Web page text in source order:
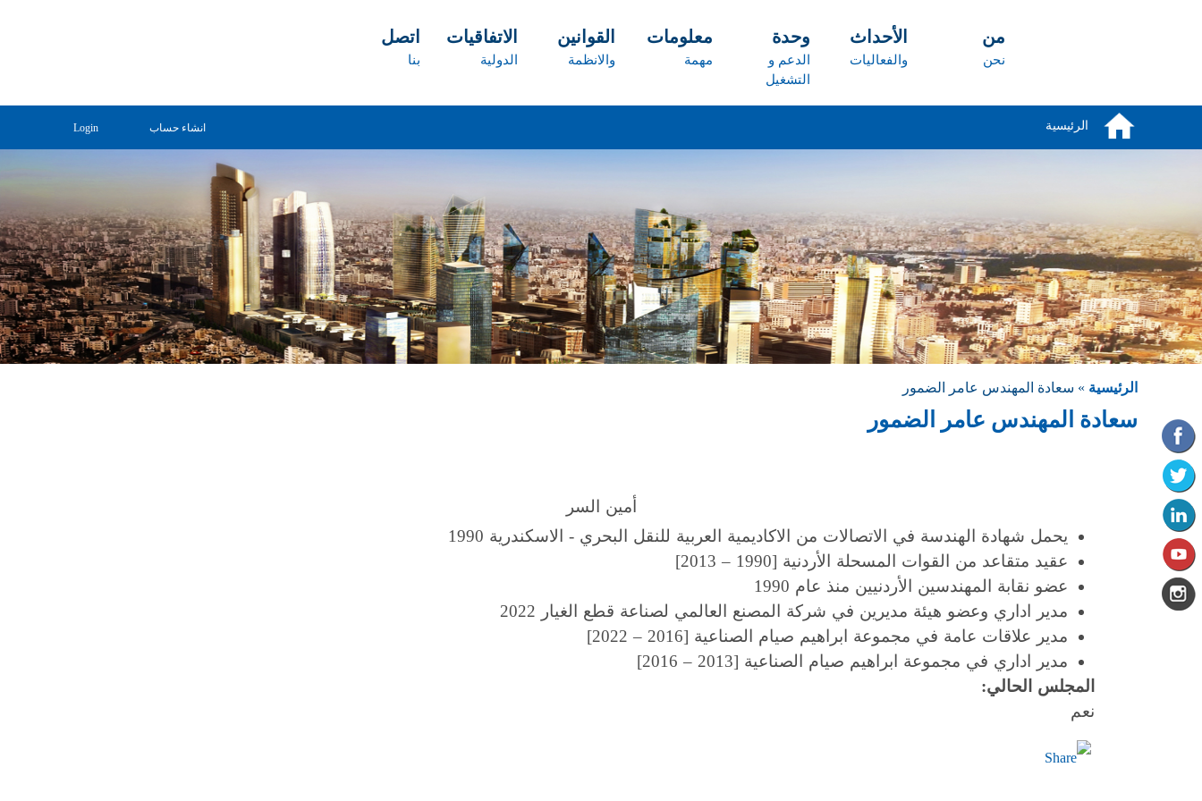
من
نحن
الأحداث
والفعاليات
وحدة
الدعم و
التشغيل
معلومات
مهمة
القوانين
والانظمة
الاتفاقيات
الدولية
اتصل
بنا
انشاء حساب Login الرئيسية
الرئيسية » سعادة المهندس عامر الضمور
سعادة المهندس عامر الضمور
أمين السر
يحمل شهادة الهندسة في الاتصالات من الاكاديمية العربية للنقل البحري - الاسكندرية 1990
عقيد متقاعد من القوات المسحلة الأردنية [1990 – 2013]
عضو نقابة المهندسين الأردنيين منذ عام 1990
مدير اداري وعضو هيئة مديرين في شركة المصنع العالمي لصناعة قطع الغيار 2022
مدير علاقات عامة في مجموعة ابراهيم صيام الصناعية [2016 – 2022]
مدير اداري في مجموعة ابراهيم صيام الصناعية [2013 – 2016]
المجلس الحالي:
نعم